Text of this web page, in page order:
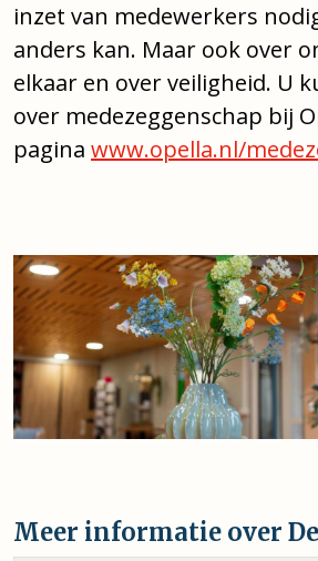
inzet van medewerkers
anders kan. Maar ook over
elkaar en over veiligheid. U
over medezeggenschap bij
pagina www.opella.nl/
Meer informatie over